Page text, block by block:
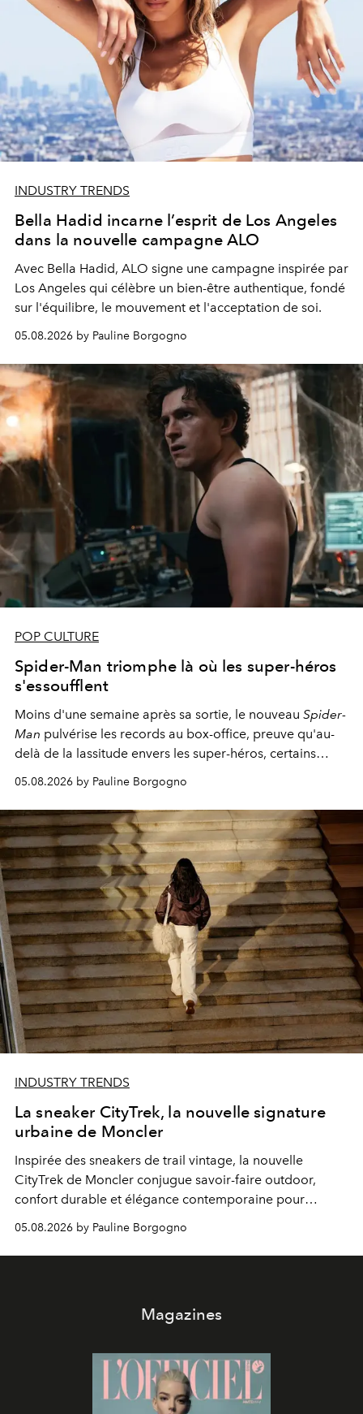
INDUSTRY TRENDS
Bella Hadid incarne l’esprit de Los Angeles
dans la nouvelle campagne ALO
Avec Bella Hadid, ALO signe une campagne inspirée par
Los Angeles qui célèbre un bien-être authentique, fondé
sur l'équilibre, le mouvement et l'acceptation de soi.
05.08.2026 by Pauline Borgogno
POP CULTURE
Spider-Man triomphe là où les super-héros
s'essoufflent
Moins d'une semaine après sa sortie, le nouveau Spider-
Man pulvérise les records au box-office, preuve qu'au-
delà de la lassitude envers les super-héros, certains
personnages continuent de susciter une ferveur intacte.
05.08.2026 by Pauline Borgogno
INDUSTRY TRENDS
La sneaker CityTrek, la nouvelle signature
urbaine de Moncler
Inspirée des sneakers de trail vintage, la nouvelle
CityTrek de Moncler conjugue savoir-faire outdoor,
confort durable et élégance contemporaine pour
accompagner les explorations du quotidien.
05.08.2026 by Pauline Borgogno
Magazines